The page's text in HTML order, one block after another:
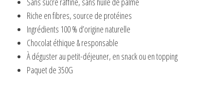
Riche en fibres, source de protéines
Ingrédients 100 % d’origine naturelle
Chocolat éthique & responsable
À déguster au petit-déjeuner, en snack ou en topping
Paquet de 350G